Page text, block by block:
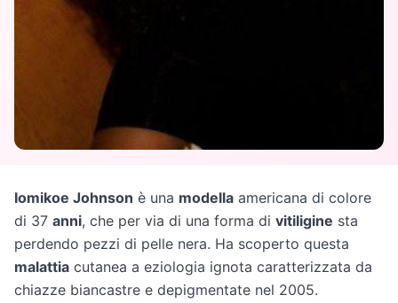
Iomikoe Johnson è una modella americana di colore
di 37 anni, che per via di una forma di vitiligine sta
perdendo pezzi di pelle nera. Ha scoperto questa
malattia cutanea a eziologia ignota caratterizzata da
chiazze biancastre e depigmentate nel 2005.